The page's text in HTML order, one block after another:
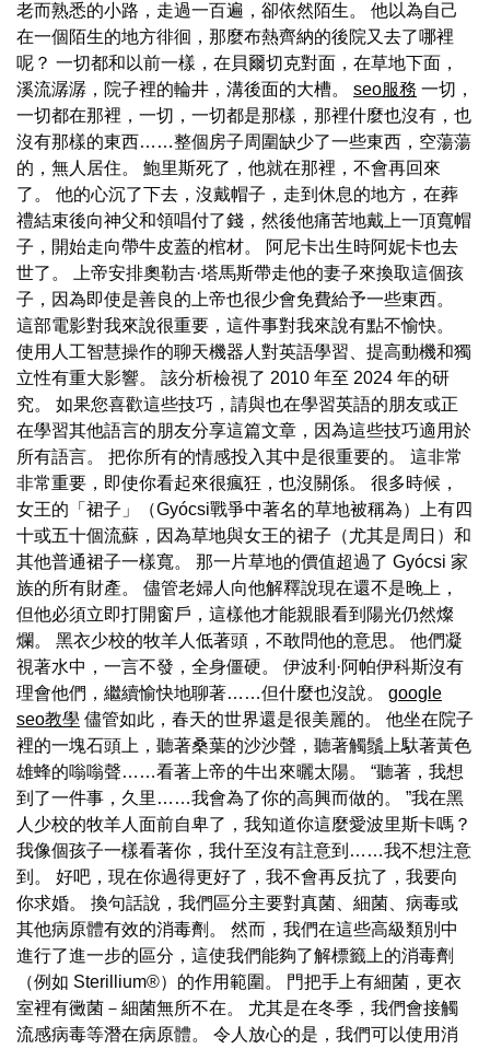
老而熟悉的小路，走過一百遍，卻依然陌生。 他以為自己
在一個陌生的地方徘徊，那麼布熱齊納的後院又去了哪裡
呢？ 一切都和以前一樣，在貝爾切克對面，在草地下面，
溪流潺潺，院子裡的輪井，溝後面的大槽。 seo服務 一切，
一切都在那裡，一切，一切都是那樣，那裡什麼也沒有，也
沒有那樣的東西……整個房子周圍缺少了一些東西，空蕩蕩
的，無人居住。 鮑里斯死了，他就在那裡，不會再回來
了。 他的心沉了下去，沒戴帽子，走到休息的地方，在葬
禮結束後向神父和領唱付了錢，然後他痛苦地戴上一頂寬帽
子，開始走向帶牛皮蓋的棺材。 阿尼卡出生時阿妮卡也去
世了。 上帝安排奧勒吉·塔馬斯帶走他的妻子來換取這個孩
子，因為即使是善良的上帝也很少會免費給予一些東西。
這部電影對我來說很重要，這件事對我來說有點不愉快。
使用人工智慧操作的聊天機器人對英語學習、提高動機和獨
立性有重大影響。 該分析檢視了 2010 年至 2024 年的研
究。 如果您喜歡這些技巧，請與也在學習英語的朋友或正
在學習其他語言的朋友分享這篇文章，因為這些技巧適用於
所有語言。 把你所有的情感投入其中是很重要的。 這非常
非常重要，即使你看起來很瘋狂，也沒關係。 很多時候，
女王的「裙子」（Gyócsi戰爭中著名的草地被稱為）上有四
十或五十個流蘇，因為草地與女王的裙子（尤其是周日）和
其他普通裙子一樣寬。 那一片草地的價值超過了 Gyócsi 家
族的所有財產。 儘管老婦人向他解釋說現在還不是晚上，
但他必須立即打開窗戶，這樣他才能親眼看到陽光仍然燦
爛。 黑衣少校的牧羊人低著頭，不敢問他的意思。 他們凝
視著水中，一言不發，全身僵硬。 伊波利·阿帕伊科斯沒有
理會他們，繼續愉快地聊著……但什麼也沒說。 google
seo教學 儘管如此，春天的世界還是很美麗的。 他坐在院子
裡的一塊石頭上，聽著桑葉的沙沙聲，聽著觸鬚上馱著黃色
雄蜂的嗡嗡聲……看著上帝的牛出來曬太陽。 “聽著，我想
到了一件事，久里……我會為了你的高興而做的。 ”我在黑
人少校的牧羊人面前自卑了，我知道你這麼愛波里斯卡嗎？
我像個孩子一樣看著你，我什至沒有註意到……我不想注意
到。 好吧，現在你過得更好了，我不會再反抗了，我要向
你求婚。 換句話說，我們區分主要對真菌、細菌、病毒或
其他病原體有效的消毒劑。 然而，我們在這些高級類別中
進行了進一步的區分，這使我們能夠了解標籤上的消毒劑
（例如 Sterillium®）的作用範圍。 門把手上有細菌，更衣
室裡有黴菌－細菌無所不在。 尤其是在冬季，我們會接觸
流感病毒等潛在病原體。 令人放心的是，我們可以使用消